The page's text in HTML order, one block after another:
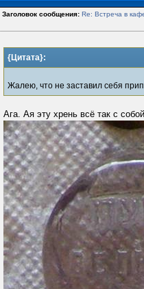
Заголовок сообщения: Re: Встреча в
{Цитата}:
Жалею, что не заставил себя
Ага. Ая эту хрень всё так с